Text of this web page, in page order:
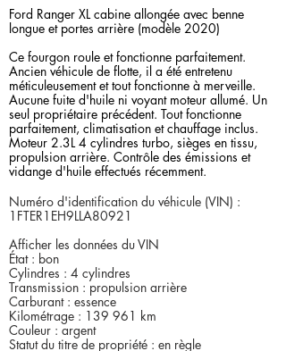
Ford Ranger XL cabine allongée avec benne
longue et portes arrière (modèle 2020)
Ce fourgon roule et fonctionne parfaitement.
Ancien véhicule de flotte, il a été entretenu
méticuleusement et tout fonctionne à merveille.
Aucune fuite d'huile ni voyant moteur allumé. Un
seul propriétaire précédent. Tout fonctionne
parfaitement, climatisation et chauffage inclus.
Moteur 2.3L 4 cylindres turbo, sièges en tissu,
propulsion arrière. Contrôle des émissions et
vidange d'huile effectués récemment.
Numéro d'identification du véhicule (VIN) :
1FTER1EH9LLA80921
Afficher les données du VIN
État : bon
Cylindres : 4 cylindres
Transmission : propulsion arrière
Carburant : essence
Kilométrage : 139 961 km
Couleur : argent
Statut du titre de propriété : en règle